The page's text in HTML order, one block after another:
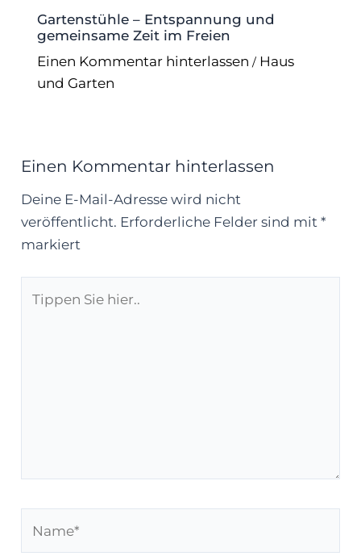
Gartenstühle – Entspannung und
gemeinsame Zeit im Freien
Einen Kommentar hinterlassen / Haus
und Garten
Einen Kommentar hinterlassen
Deine E-Mail-Adresse wird nicht
veröffentlicht. Erforderliche Felder sind mit*
markiert
Sie